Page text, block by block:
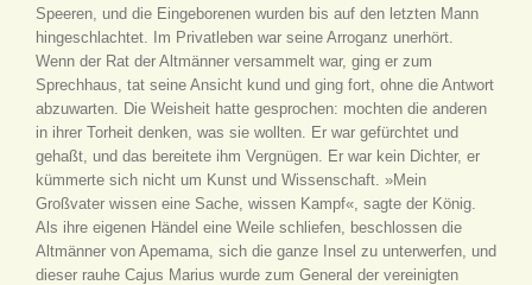
Speeren, und die Eingeborenen wurden bis auf den letzten Mann
hingeschlachtet. Im Privatleben war seine Arroganz unerhört.
Wenn der Rat der Altmänner versammelt war, ging er zum
Sprechhaus, tat seine Ansicht kund und ging fort, ohne die Antwort
abzuwarten. Die Weisheit hatte gesprochen: mochten die anderen
in ihrer Torheit denken, was sie wollten. Er war gefürchtet und
gehaßt, und das bereitete ihm Vergnügen. Er war kein Dichter, er
kümmerte sich nicht um Kunst und Wissenschaft. »Mein
Großvater wissen eine Sache, wissen Kampf«, sagte der König.
Als ihre eigenen Händel eine Weile schliefen, beschlossen die
Altmänner von Apemama, sich die ganze Insel zu unterwerfen, und
dieser rauhe Cajus Marius wurde zum General der vereinigten